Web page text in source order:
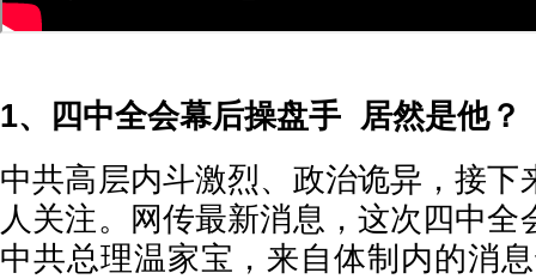
1、四中全会幕后操盘手 居然是他？
中共高层内斗激烈、政治诡异，接下
人关注。网传最新消息，这次四中全
中共总理温家宝，来自体制内的消